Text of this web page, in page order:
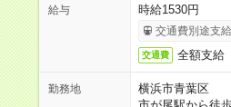
給与 時給1530円
交通費別途支
交通費 全額支給
勤務地
横浜市青葉区